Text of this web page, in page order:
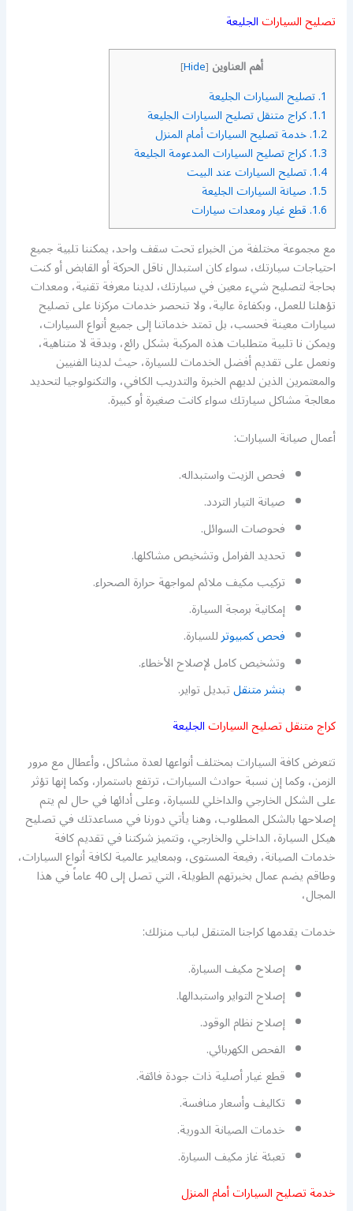
تصليح السياراتالجليعة
أهم العناوين [
Hide
]
1. تصليح السيارات الجليعة
1.1. كراج متنقل تصليح السيارات الجليعة
1.2. خدمة تصليح السيارات أمام المنزل
1.3. كراج تصليح السيارات المدعومة الجليعة
1.4. تصليح السيارات عند البيت
1.5. صيانة السيارات الجليعة
1.6. قطع غيار ومعدات سيارات
مع مجموعة مختلفة من الخبراء تحت سقف واحد، يمكننا تلبية جميع
احتياجات سيارتك، سواء كان استبدال ناقل الحركة أو القابض أو كنت
بحاجة لتصليح شيء معين في سيارتك، لدينا معرفة تقنية، ومعدات
تؤهلنا للعمل، وبكفاءة عالية، ولا تنحصر خدمات مركزنا على تصليح
سيارات معينة فحسب، بل تمتد خدماتنا إلى جميع أنواع السيارات،
ويمكن نا تلبية متطلبات هذه المركبة بشكل رائع، وبدقة لا متناهية،
ونعمل على تقديم أفضل الخدمات للسيارة، حيث لدينا الفنيين
والمعتمرين الذين لديهم الخبرة والتدريب الكافي، والتكنولوجيا لتحديد
معالجة مشاكل سيارتك سواء كانت صغيرة أو كبيرة.
أعمال صيانة السيارات:
فحص الزيت واستبداله.
صيانة التيار التردد.
فحوصات السوائل.
تحديد الفرامل وتشخيص مشاكلها.
تركيب مكيف ملائم لمواجهة حرارة الصحراء.
إمكانية برمجة السيارة.
فحص كمبيوترللسيارة.
وتشخيص كامل لإصلاح الأخطاء.
بنشر متنقلتبديل تواير.
كراج متنقل تصليح السياراتالجليعة
تتعرض كافة السيارات بمختلف أنواعها لعدة مشاكل، وأعطال مع مرور
الزمن، وكما إن نسبة حوادث السيارات، ترتفع باستمرار، وكما إنها تؤثر
على الشكل الخارجي والداخلي للسيارة، وعلى أدائها في حال لم يتم
إصلاحها بالشكل المطلوب، وهنا يأتي دورنا في مساعدتك في تصليح
هيكل السيارة، الداخلي والخارجي، وتتميز شركتنا في تقديم كافة
خدمات الصيانة، رفيعة المستوى، وبمعايير عالمية لكافة أنواع السيارات،
وطاقم يضم عمال بخبرتهم الطويلة، التي تصل إلى 40 عاماً في هذا
المجال،
خدمات يقدمها كراجنا المتنقل لباب منزلك:
إصلاح مكيف السيارة.
إصلاح التواير واستبدالها.
إصلاح نظام الوقود.
الفحص الكهربائي.
قطع غيار أصلية ذات جودة فائقة.
تكاليف وأسعار منافسة.
خدمات الصيانة الدورية.
تعبئة غاز مكيف السيارة.
خدمة تصليح السيارات أمام المنزل